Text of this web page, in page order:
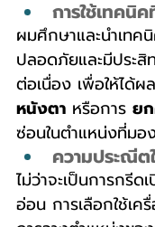
การใช้เทคนิ
ผมศึกษาและนำเทค
ปลอดภัยและมีประ
ต่อเนื่อง เพื่อให้ได้
หนังตา หรือการ ย
ซ่อนในตำแหน่งที่มอ
ความประณีต
ไม่ว่าจะเป็นการกรี
อ่อน การเลือกใช้เค